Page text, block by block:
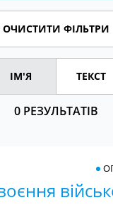
ОЧИСТИТИ ФІЛЬТРИ
0 РЕЗУЛЬТАТІВ
ІМ'Я ТЕКСТ